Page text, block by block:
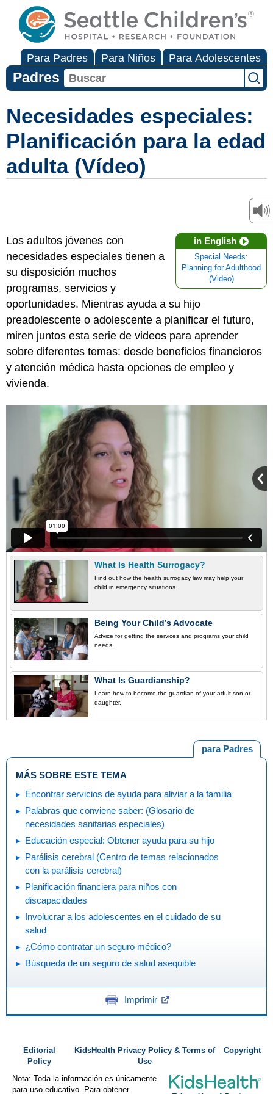
Para Padres Para Niños Para Adolescentes
Padres
Necesidades especiales:
Planificación para la edad
adulta (Vídeo)
in English
Special Needs:
Planning for Adulthood
(Video)
Los adultos jóvenes con
necesidades especiales tienen a
su disposición muchos
programas, servicios y
oportunidades. Mientras ayuda a su hijo
preadolescente o adolescente a planificar el futuro,
miren juntos esta serie de videos para aprender
sobre diferentes temas: desde beneficios financieros
y atención médica hasta opciones de empleo y
vivienda.
What Is Health Surrogacy?
Find out how the health surrogacy law may help your
child in emergency situations.
Being Your Child’s Advocate
Advice for getting the services and programs your child
needs.
What Is Guardianship?
Learn how to become the guardian of your adult son or
daughter.
para Padres
MÁS SOBRE ESTE TEMA
Encontrar servicios de ayuda para aliviar a la familia
Palabras que conviene saber: (Glosario de
necesidades sanitarias especiales)
Educación especial: Obtener ayuda para su hijo
Parálisis cerebral (Centro de temas relacionados
con la parálisis cerebral)
Planificación financiera para niños con
discapacidades
Involucrar a los adolescentes en el cuidado de su
salud
¿Cómo contratar un seguro médico?
Búsqueda de un seguro de salud asequible
Imprimir
Editorial
Policy
KidsHealth Privacy Policy & Terms of
Use
Copyright
Nota: Toda la información es únicamente
para uso educativo. Para obtener